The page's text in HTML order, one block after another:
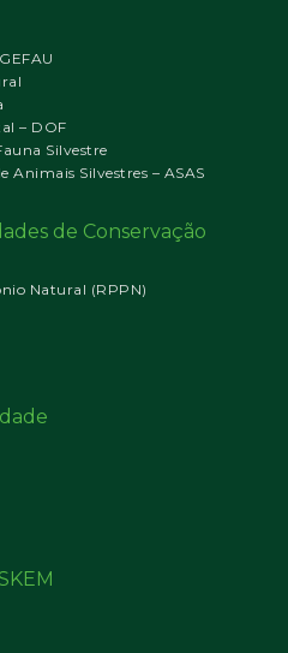
– DOF
Silvestre
Animais Silvestres – ASAS
de Conservação
Natural (RPPN)